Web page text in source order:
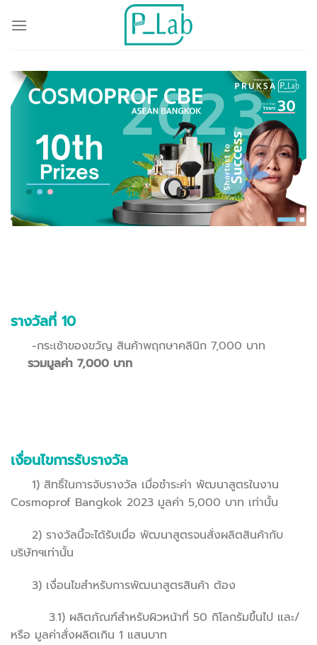
รางวัลที่ 10
-กระเช้าของขวัญ สินค้าพฤกษาคลินิก 7,000 บาท
รวมมูลค่า 7,000 บาท
เงื่อนไขการรับรางวัล
1) สิทธิ์ในการจับรางวัล เมื่อชำระค่า พัฒนาสูตรในงาน
Cosmoprof Bangkok 2023 มูลค่า 5,000 บาท เท่านั้น
2) รางวัลนี้จะได้รับเมื่อ พัฒนาสูตรจนสั่งผลิตสินค้ากับ
บริษัทฯเท่านั้น
3) เงื่อนไขสำหรับการพัฒนาสูตรสินค้า ต้อง
3.1) ผลิตภัณฑ์สำหรับผิวหน้าที่ 50 กิโลกรัมขึ้นไป และ/
หรือ มูลค่าสั่งผลิตเกิน 1 แสนบาท